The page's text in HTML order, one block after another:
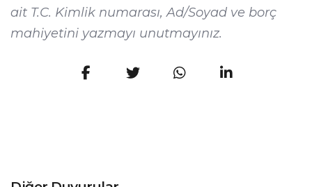
ait T.C. Kimlik numarası, Ad/Soyad ve borç
mahiyetini yazmayı unutmayınız.